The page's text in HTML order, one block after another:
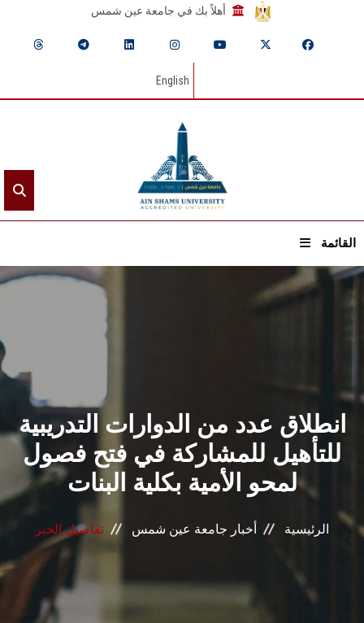
أهلاً بك في جامعة عين شمس
English
القائمة
الرئيسيـة
القطاعـات
الشئون الأكاديمية
البحث العلمي
المراكز والوحدات
الأنظمة الذكية
انطلاق عدد من الدوارات التدريبية
للتأهيل للمشاركة في فتح فصول
لمحو الأمية بكلية البنات
الرئيسية أخبار جامعة عين شمس تفاصيل الخبر